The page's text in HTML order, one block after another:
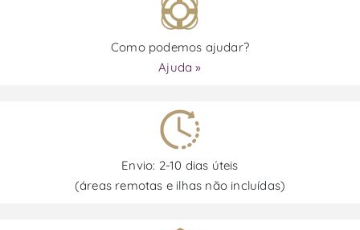
Como podemos ajudar?
Ajuda »
Envio: 2-10 dias úteis
(áreas remotas e ilhas não incluídas)